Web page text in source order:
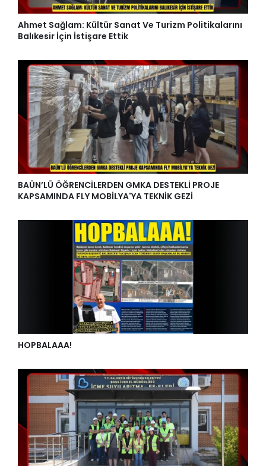
Ahmet Sağlam: Kültür Sanat Ve Turizm Politikalarını
Balıkesir İçin İstişare Ettik
BAÜN’LÜ ÖĞRENCİLERDEN GMKA DESTEKLİ PROJE
KAPSAMINDA FLY MOBİLYA'YA TEKNİK GEZİ
HOPBALAAA!